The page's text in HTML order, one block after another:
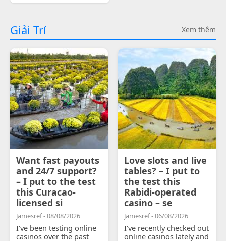
Giải Trí Xem thêm
Want fast payouts
and 24/7 support?
– I put to the test
this Curacao-
licensed si
Jamesref - 08/08/2026
I've been testing online
casinos over the past
Love slots and live
tables? – I put to
the test this
Rabidi-operated
casino – se
Jamesref - 06/08/2026
I've recently checked out
online casinos lately and